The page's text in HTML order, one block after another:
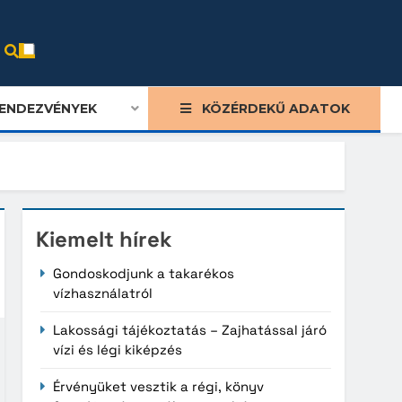
KÖZÉRDEKŰ ADATOK
Kiemelt hírek
Gondoskodjunk a takarékos
vízhasználatról
Lakossági tájékoztatás – Zajhatással járó
vízi és légi kiképzés
Érvényüket vesztik a régi, könyv